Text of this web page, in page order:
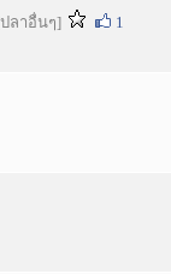
ลาอื่นๆ] 1